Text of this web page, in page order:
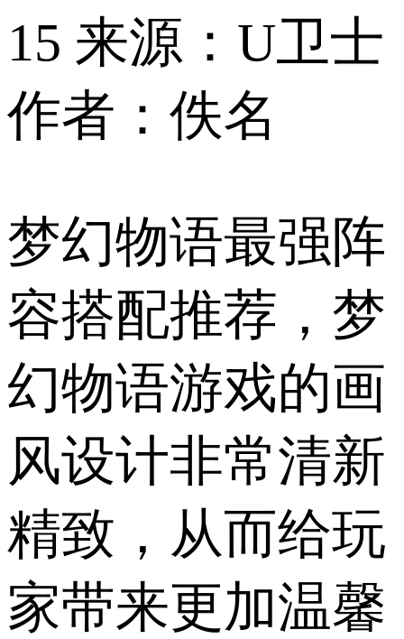
15 来源：U卫士
作者：佚名
梦幻物语最强阵
容搭配推荐，梦
幻物语游戏的画
风设计非常清新
精致，从而给玩
家带来更加温馨